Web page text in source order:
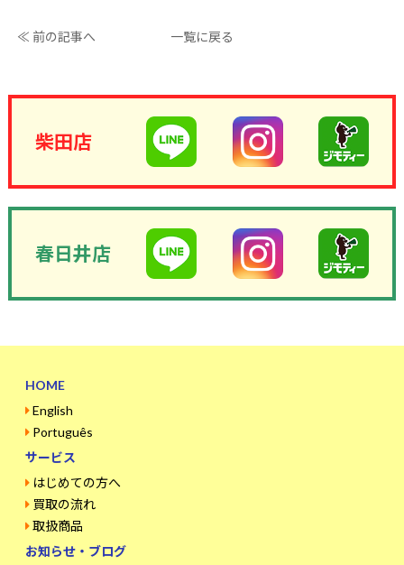
≪ 前の記事へ 一覧に戻る
柴田店
春日井店
HOME
English
Português
サービス
はじめての方へ
買取の流れ
取扱商品
お知らせ・ブログ